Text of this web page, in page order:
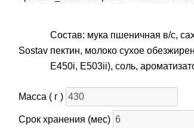
Sostav
Состав: мука пшеничная в/с,
пектин, молоко сухое
Е450i, Е503ii), соль,
Масса ( г )
Срок хранения (мес)